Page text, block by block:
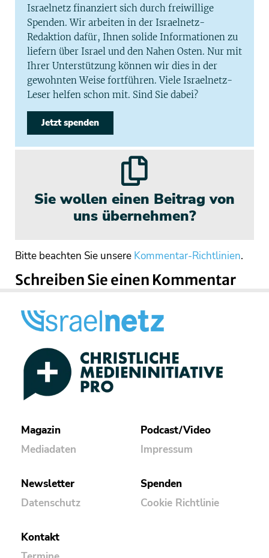
Israelnetz finanziert sich durch freiwillige
Spenden. Wir arbeiten in der Israelnetz-
Redaktion dafür, Ihnen solide Informationen zu
liefern über Israel und den Nahen Osten. Nur mit
Ihrer Unterstützung können wir dies in der
gewohnten Weise fortführen. Viele Israelnetz-
Leser helfen schon mit. Sind Sie dabei?
Jetzt spenden
Sie wollen einen Beitrag von
uns übernehmen?
Bitte beachten Sie unsere Kommentar-Richtlinien.
Schreiben Sie einen Kommentar
Magazin
Mediadaten
Podcast/Video
Impressum
Newsletter
Datenschutz
Spenden
Cookie Richtlinie
Kontakt